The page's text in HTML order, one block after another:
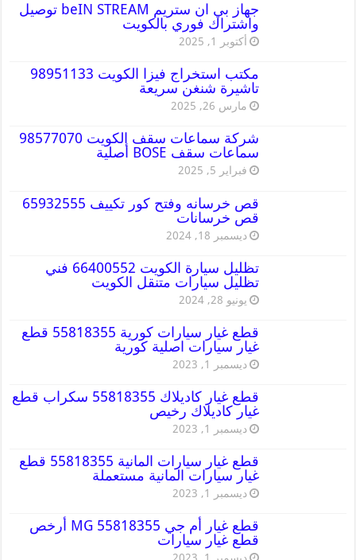
جهاز بي ان ستريم beIN STREAM توصيل
واشتراك فوري بالكويت
أكتوبر 1, 2025
مكتب استخراج فيزا الكويت 98951133
تاشيرة شنغن سريعة
مارس 26, 2025
شركة سماعات سقف الكويت 98577070
سماعات سقف BOSE أصلية
فبراير 5, 2025
قص خرسانه وفتح كور تكييف 65932555
قص خرسانات
ديسمبر 18, 2024
تظليل سيارة الكويت 66400552 فني
تظليل سيارات متنقل الكويت
يونيو 28, 2024
قطع غيار سيارات كورية 55818355 قطع
غيار سيارات اصلية كورية
ديسمبر 1, 2023
قطع غيار كاديلاك 55818355 سكراب قطع
غيار كاديلاك رخيص
ديسمبر 1, 2023
قطع غيار سيارات المانية 55818355 قطع
غيار سيارات المانية مستعملة
ديسمبر 1, 2023
قطع غيار أم جي MG 55818355 أرخص
قطع غيار سيارات